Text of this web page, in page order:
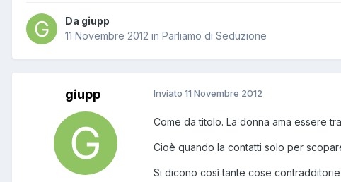
Da giupp
11 Novembre 2012 in Parliamo di Seduzione
giupp Inviato 11 Novembre 2012
Come da titolo. La donna ama essere
Cioè quando la contatti solo per
Si dicono così tante cose